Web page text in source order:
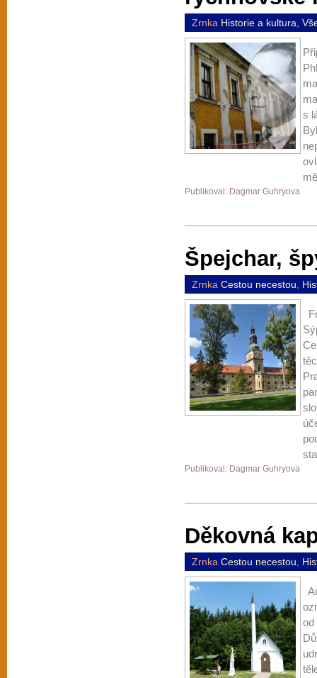
Zrnka Historie a kultura
s
Publikoval: Dagmar Guhryova
Špejchar,
Zrnka Cestou necestou
Publikoval: Dagmar Guhryova
Děkovná
Zrnka Cestou necestou
od